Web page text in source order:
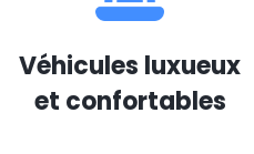
Véhicules luxueux
et confortables